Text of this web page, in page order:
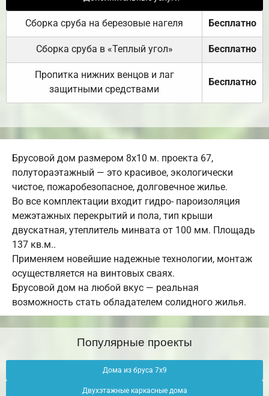
Сборка сруба на березовые нагеля Бесплатно
Сборка сруба в «Теплый угол» Бесплатно
Пропитка нижних венцов и лаг
защитными средствами
Бесплатно
Брусовой дом размером 8х10 м. проекта 67,
полутораэтажный — это красивое, экологически
чистое, пожаробезопасное, долговечное жилье.
Во все комплектации входит гидро- пароизоляция
межэтажных перекрытий и пола, тип крыши
двускатная, утеплитель минвата от 100 мм. Площадь
137 кв.м..
Применяем новейшие надежные технологии, монтаж
осуществляется на винтовых сваях.
Брусовой дом на любой вкус — реальная
возможность стать обладателем солидного жилья.
Популярные проекты
Дома из бруса 7х9
Двухэтажные каркасные дома